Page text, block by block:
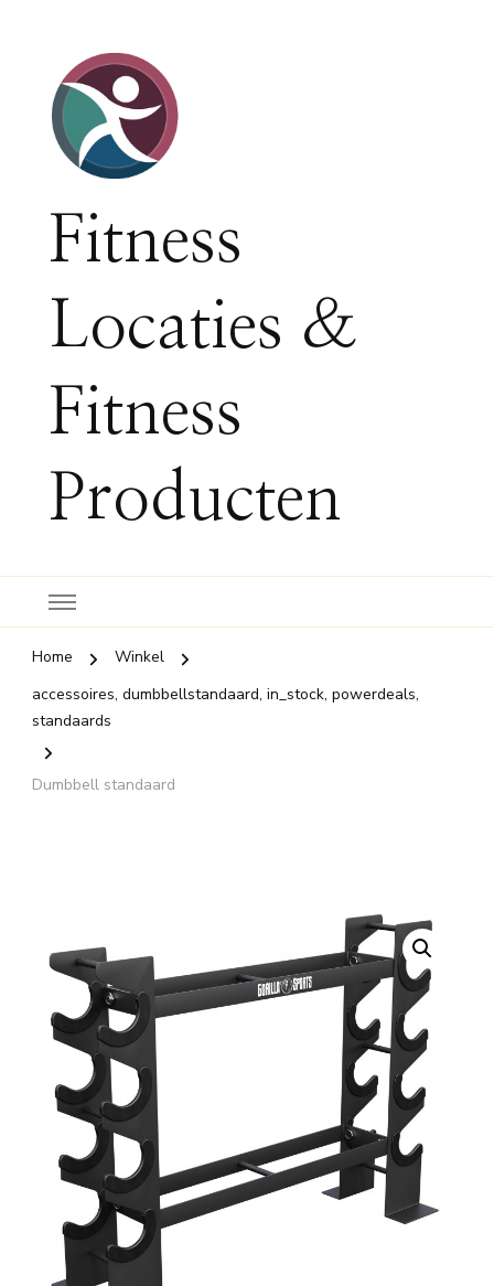
Fitness
Locaties &
Fitness
Producten
Home
Winkel
accessoires, dumbbellstandaard, in_stock, powerdeals,
standaards
Dumbbell standaard